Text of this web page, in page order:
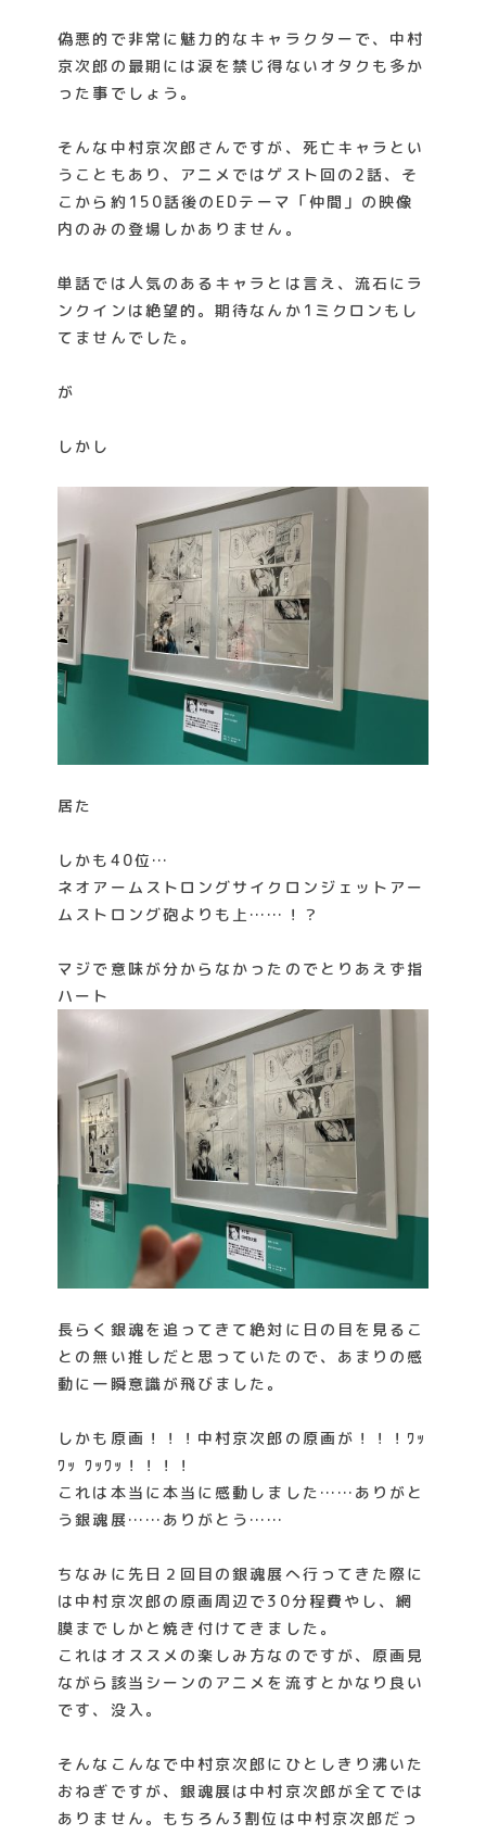
偽悪的で非常に魅力的なキャラクターで、中村
京次郎の最期には涙を禁じ得ないオタクも多か
った事でしょう。
そんな中村京次郎さんですが、死亡キャラとい
うこともあり、アニメではゲスト回の2話、そ
こから約150話後のEDテーマ「仲間」の映像
内のみの登場しかありません。
単話では人気のあるキャラとは言え、流石にラ
ンクインは絶望的。期待なんか1ミクロンもし
てませんでした。
が
しかし
居た
しかも40位…
ネオアームストロングサイクロンジェットアー
ムストロング砲よりも上……！？
マジで意味が分からなかったのでとりあえず指
ハート
長らく銀魂を追ってきて絶対に日の目を見るこ
との無い推しだと思っていたので、あまりの感
動に一瞬意識が飛びました。
しかも原画！！！中村京次郎の原画が！！！ﾜｯ
ﾜｯ ﾜｯﾜｯ！！！！
これは本当に本当に感動しました……ありがと
う銀魂展……ありがとう……
ちなみに先日２回目の銀魂展へ行ってきた際に
は中村京次郎の原画周辺で30分程費やし、網
膜までしかと焼き付けてきました。
これはオススメの楽しみ方なのですが、原画見
ながら該当シーンのアニメを流すとかなり良い
です、没入。
そんなこんなで中村京次郎にひとしきり沸いた
おねぎですが、銀魂展は中村京次郎が全てでは
ありません。もちろん3割位は中村京次郎だっ